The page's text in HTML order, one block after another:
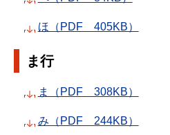
ほ（PDF 405KB）
ま行
ま（PDF 308KB）
み（PDF 244KB）